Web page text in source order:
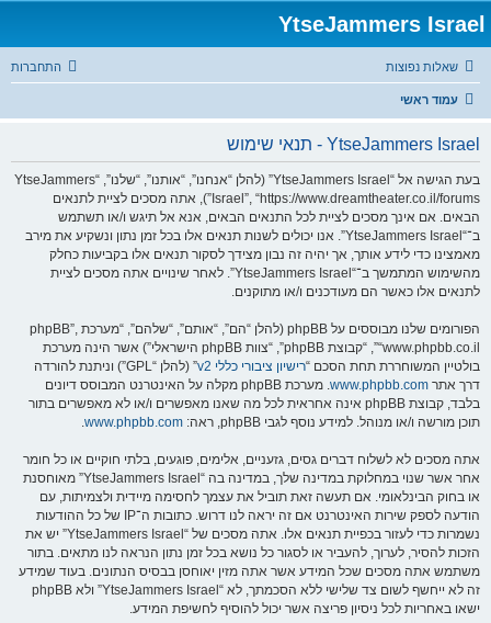
YtseJammers Israel
שאלות נפוצות התחברות
עמוד ראשי
YtseJammers Israel - תנאי שימוש
בעת הגישה אל “YtseJammers Israel” (להלן “אנחנו”, “אותנו”, “שלנו”, “YtseJammers
Israel”, “https://www.dreamtheater.co.il/forums”), אתה מסכים לציית לתנאים
הבאים. אם אינך מסכים לציית לכל התנאים הבאים, אנא אל תיגש ו/או תשתמש
ב־“YtseJammers Israel”. אנו יכולים לשנות תנאים אלו בכל זמן נתון ונשקיע את מירב
מאמצינו כדי לידע אותך, אך יהיה זה נבון מצידך לסקור תנאים אלו בקביעות כחלק
מהשימוש המתמשך ב־“YtseJammers Israel”. לאחר שינויים אתה מסכים לציית
לתנאים אלו כאשר הם מעודכנים ו/או מתוקנים.
הפורומים שלנו מבוססים על phpBB (להלן “הם”, “אותם”, “שלהם”, “מערכת phpBB”,
“www.phpbb.co.il”, “קבוצת phpBB”, “צוות phpBB הישראלי”) אשר הינה מערכת
בולטיין המשוחררת תחת הסכם “רישיון ציבורי כללי v2
” (להלן “GPL”) וניתנת להורדה
דרך אתר www.phpbb.com
. מערכת phpBB מקלה על האינטרנט המבוסס דיונים
בלבד, קבוצת phpBB אינה אחראית לכל מה שאנו מאפשרים ו/או לא מאפשרים בתור
תוכן מורשה ו/או מנוהל. למידע נוסף לגבי phpBB, ראה:
www.phpbb.com
.
אתה מסכים לא לשלוח דברים גסים, גזעניים, אלימים, פוגעים, בלתי חוקיים או כל חומר
אחר אשר שנוי במחלוקת במדינה שלך, במדינה בה “YtseJammers Israel” מאוחסנת
או בחוק הבינלאומי. אם תעשה זאת תוביל את עצמך לחסימה מיידית ולצמיתות, עם
הודעה לספק שירות האינטרנט אם זה יראה לנו דרוש. כתובות ה־IP של כל ההודעות
נשמרות כדי לעזור בכפיית תנאים אלו. אתה מסכים של “YtseJammers Israel” יש את
הזכות להסיר, לערוך, להעביר או לסגור כל נושא בכל זמן נתון הנראה לנו מתאים. בתור
משתמש אתה מסכים שכל המידע אשר אתה מזין יאוחסן בבסיס הנתונים. בעוד שמידע
זה לא ייחשף לשום צד שלישי ללא הסכמתך, לא “YtseJammers Israel” ולא phpBB
ישאו באחריות לכל ניסיון פריצה אשר יכול להוסיף לחשיפת המידע.